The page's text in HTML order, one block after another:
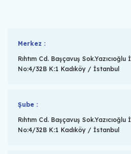
Merkez :
Rıhtım Cd. Başçavuş Sok.Yazıcıoğlu
No:4/32B K:1 Kadıköy / İstanbul
Şube :
Rıhtım Cd. Başçavuş Sok.Yazıcıoğlu
No:4/32B K:1 Kadıköy / İstanbul